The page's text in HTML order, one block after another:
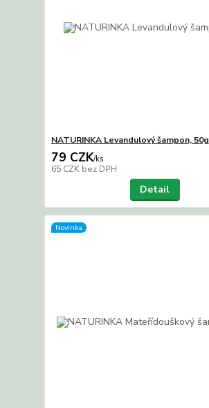
NATURINKA Levandulový šampon, 50g
79 CZK/ks
65 CZK bez DPH
Detail
Novinka